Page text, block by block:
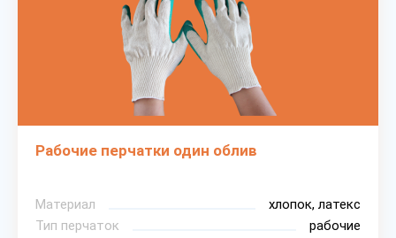
Рабочие перчатки один облив
Материал
хлопок, латекс
Тип перчаток
рабочие